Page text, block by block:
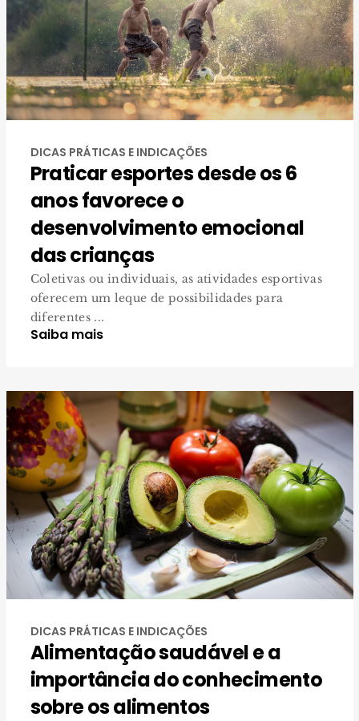
DICAS PRÁTICAS E INDICAÇÕES
Praticar esportes desde os 6
anos favorece o
desenvolvimento emocional
das crianças
Coletivas ou individuais, as atividades esportivas
oferecem um leque de possibilidades para
diferentes ...
Saiba mais
DICAS PRÁTICAS E INDICAÇÕES
Alimentação saudável e a
importância do conhecimento
sobre os alimentos